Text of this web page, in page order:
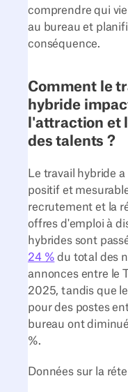
comprendre qui
au bureau et
conséquence.
Comment le
hybride
l'attraction et
des talents ?
Le travail hybride
positif et
recrutement et la
offres d'emploi à
hybrides sont
24 % du total des
annonces entre le
2025, tandis que
pour des postes
bureau ont
%.
Données sur la